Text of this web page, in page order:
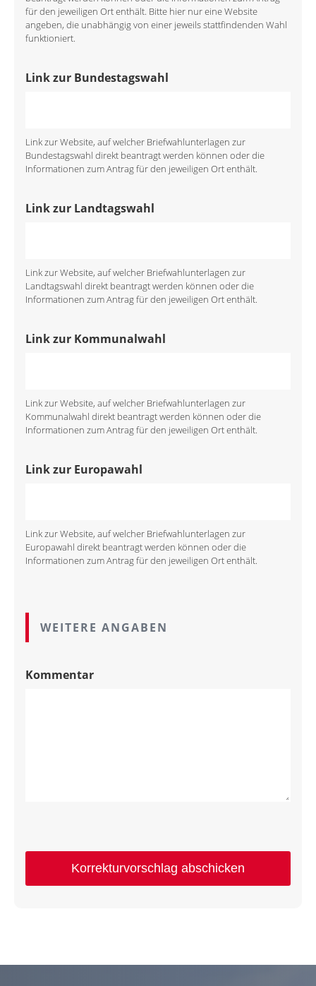
für den jeweiligen Ort enthält. Bitte hier nur eine Website
angeben, die unabhängig von einer jeweils stattfindenden Wahl
funktioniert.
Link zur Bundestagswahl
Link zur Website, auf welcher Briefwahlunterlagen zur
Bundestagswahl direkt beantragt werden können oder die
Informationen zum Antrag für den jeweiligen Ort enthält.
Link zur Landtagswahl
Link zur Website, auf welcher Briefwahlunterlagen zur
Landtagswahl direkt beantragt werden können oder die
Informationen zum Antrag für den jeweiligen Ort enthält.
Link zur Kommunalwahl
Link zur Website, auf welcher Briefwahlunterlagen zur
Kommunalwahl direkt beantragt werden können oder die
Informationen zum Antrag für den jeweiligen Ort enthält.
Link zur Europawahl
Link zur Website, auf welcher Briefwahlunterlagen zur
Europawahl direkt beantragt werden können oder die
Informationen zum Antrag für den jeweiligen Ort enthält.
WEITERE ANGABEN
Kommentar
Korrekturvorschlag abschicken